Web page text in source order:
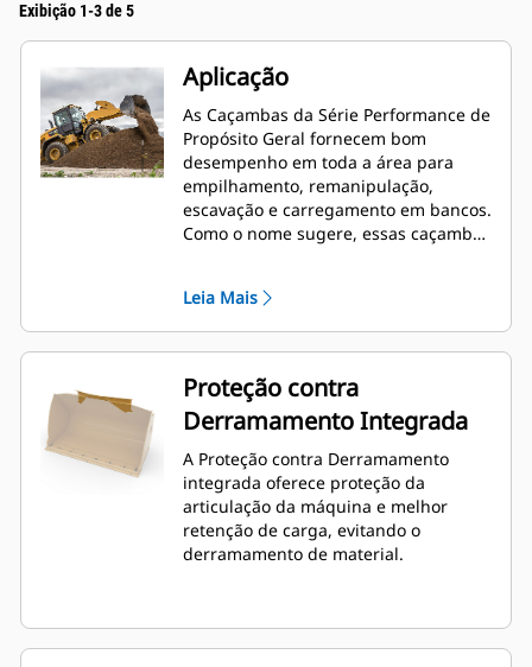
Exibição 1-3 de 5
Aplicação
As Caçambas da Série Performance de
Propósito Geral fornecem bom
desempenho em toda a área para
empilhamento, remanipulação,
escavação e carregamento em bancos.
Como o nome sugere, essas caçambas
São projetadas para forças de
desagregação padrão e condições de
abrasão. Ideal para aplicações de
arrasto para trás e nivelamento. O
fator de enchimento das caçambas da
Série Performance pode estar até
115% acima da capacidade
especificada.
Leia Mais
Proteção contra
Derramamento Integrada
A Proteção contra Derramamento
integrada oferece proteção da
articulação da máquina e melhor
retenção de carga, evitando o
derramamento de material.